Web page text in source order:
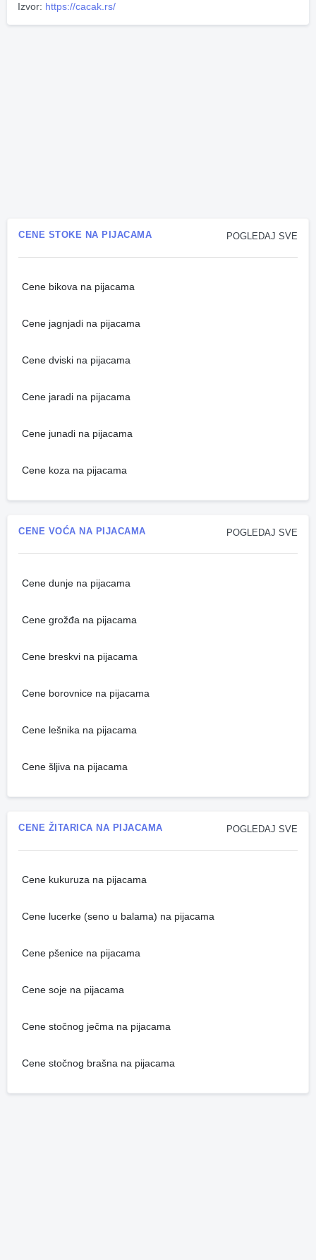
Izvor: https://cacak.rs/
POGLEDAJ SVE
CENE STOKE NA PIJACAMA
Cene bikova na pijacama
Cene jagnjadi na pijacama
Cene dviski na pijacama
Cene jaradi na pijacama
Cene junadi na pijacama
Cene koza na pijacama
POGLEDAJ SVE
CENE VOĆA NA PIJACAMA
Cene dunje na pijacama
Cene grožđa na pijacama
Cene breskvi na pijacama
Cene borovnice na pijacama
Cene lešnika na pijacama
Cene šljiva na pijacama
POGLEDAJ SVE
CENE ŽITARICA NA PIJACAMA
Cene kukuruza na pijacama
Cene lucerke (seno u balama) na pijacama
Cene pšenice na pijacama
Cene soje na pijacama
Cene stočnog ječma na pijacama
Cene stočnog brašna na pijacama